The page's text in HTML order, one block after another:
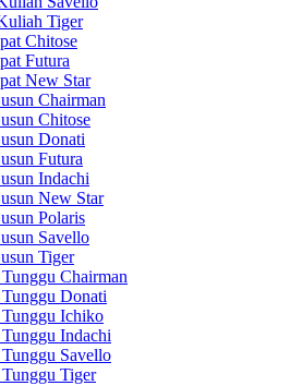
Tiger
Chitose
Futura
New Star
Chairman
Chitose
Donati
Futura
Indachi
New Star
Polaris
Savello
Tiger
Chairman
Donati
Ichiko
Indachi
Savello
Tiger